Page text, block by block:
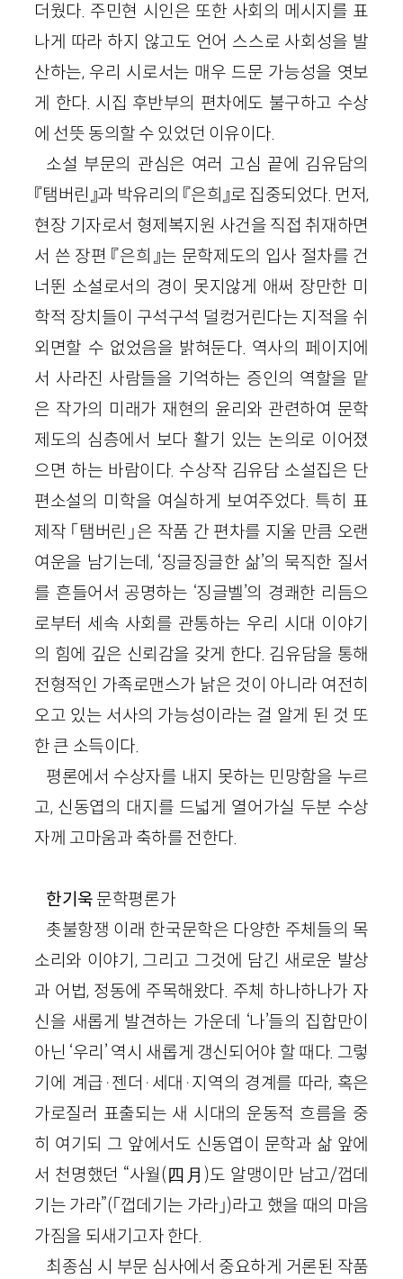
더웠다. 주민현 시인은 또한 사회의 메시지를 표
나게 따라 하지 않고도 언어 스스로 사회성을 발
산하는, 우리 시로서는 매우 드문 가능성을 엿보
게 한다. 시집 후반부의 편차에도 불구하고 수상
에 선뜻 동의할 수 있었던 이유이다.
소설 부문의 관심은 여러 고심 끝에 김유담의
『탬버린』과 박유리의 『은희』로 집중되었다. 먼저,
현장 기자로서 형제복지원 사건을 직접 취재하면
서 쓴 장편 『은희』는 문학제도의 입사 절차를 건
너뛴 소설로서의 경이 못지않게 애써 장만한 미
학적 장치들이 구석구석 덜컹거린다는 지적을 쉬
외면할 수 없었음을 밝혀둔다. 역사의 페이지에
서 사라진 사람들을 기억하는 증인의 역할을 맡
은 작가의 미래가 재현의 윤리와 관련하여 문학
제도의 심층에서 보다 활기 있는 논의로 이어졌
으면 하는 바람이다. 수상작 김유담 소설집은 단
편소설의 미학을 여실하게 보여주었다. 특히 표
제작 「탬버린」은 작품 간 편차를 지울 만큼 오랜
여운을 남기는데, ‘징글징글한 삶’의 묵직한 질서
를 흔들어서 공명하는 ‘징글벨’의 경쾌한 리듬으
로부터 세속 사회를 관통하는 우리 시대 이야기
의 힘에 깊은 신뢰감을 갖게 한다. 김유담을 통해
전형적인 가족로맨스가 낡은 것이 아니라 여전히
오고 있는 서사의 가능성이라는 걸 알게 된 것 또
한 큰 소득이다.
평론에서 수상자를 내지 못하는 민망함을 누르
고, 신동엽의 대지를 드넓게 열어가실 두분 수상
자께 고마움과 축하를 전한다.
한기욱 문학평론가
촛불항쟁 이래 한국문학은 다양한 주체들의 목
소리와 이야기, 그리고 그것에 담긴 새로운 발상
과 어법, 정동에 주목해왔다. 주체 하나하나가 자
신을 새롭게 발견하는 가운데 ‘나’들의 집합만이
아닌 ‘우리’ 역시 새롭게 갱신되어야 할 때다. 그렇
기에 계급·젠더·세대·지역의 경계를 따라, 혹은
가로질러 표출되는 새 시대의 운동적 흐름을 중
히 여기되 그 앞에서도 신동엽이 문학과 삶 앞에
서 천명했던 “사월(四月)도 알맹이만 남고/껍데
기는 가라”(「껍데기는 가라」)라고 했을 때의 마음
가짐을 되새기고자 한다.
최종심 시 부문 심사에서 중요하게 거론된 작품